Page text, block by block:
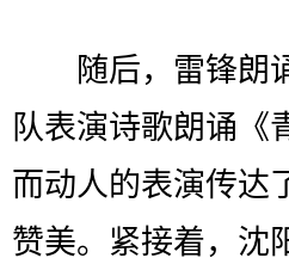
随后，雷锋朗诵
队表演诗歌朗诵《
而动人的表演传达
赞美。紧接着，沈